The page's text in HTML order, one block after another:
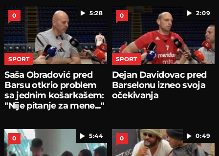
5:28
0
SPORT
Saša Obradović pred
Barsu otkrio problem
sa jednim košarkašem:
"Nije pitanje za mene..."
2:09
0
SPORT
Dejan Davidovac pred
Barselonu izneo svoja
očekivanja
5:44
0 0:49
0